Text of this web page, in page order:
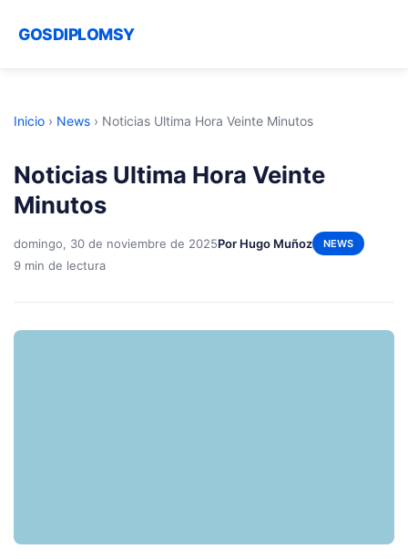
GOSDIPLOMSY
Inicio › News › Noticias Ultima Hora Veinte Minutos
Noticias Ultima Hora Veinte
Minutos
domingo, 30 de noviembre de 2025Por Hugo Muñoz NEWS
9 min de lectura